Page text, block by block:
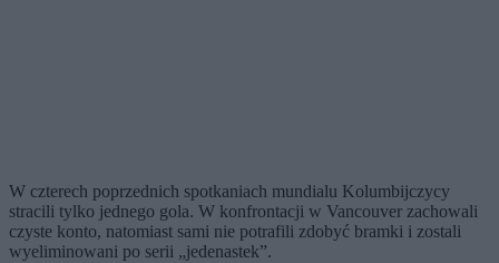
W czterech poprzednich spotkaniach mundialu Kolumbijczycy
stracili tylko jednego gola. W konfrontacji w Vancouver zachowali
czyste konto, natomiast sami nie potrafili zdobyć bramki i zostali
wyeliminowani po serii „jedenastek”.